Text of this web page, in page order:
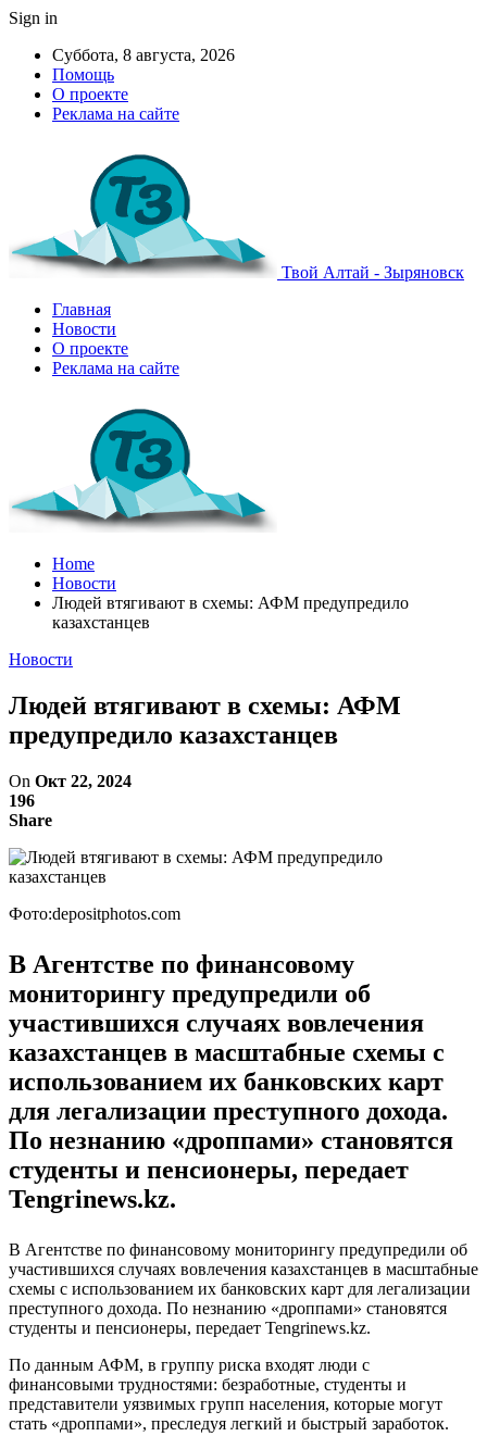
Sign in
Суббота, 8 августа, 2026
Помощь
О проекте
Реклама на сайте
Твой Алтай - Зыряновск
Главная
Новости
О проекте
Реклама на сайте
Home
Новости
Людей втягивают в схемы: АФМ предупредило
казахстанцев
Новости
Людей втягивают в схемы: АФМ
предупредило казахстанцев
On Окт 22, 2024
196
Share
Фото:depositphotos.com
В Агентстве по финансовому
мониторингу предупредили об
участившихся случаях вовлечения
казахстанцев в масштабные схемы с
использованием их банковских карт
для легализации преступного дохода.
По незнанию «дроппами» становятся
студенты и пенсионеры, передает
Tengrinews.kz.
В Агентстве по финансовому мониторингу предупредили об
участившихся случаях вовлечения казахстанцев в масштабные
схемы с использованием их банковских карт для легализации
преступного дохода. По незнанию «дроппами» становятся
студенты и пенсионеры, передает Tengrinews.kz.
По данным АФМ, в группу риска входят люди с
финансовыми трудностями: безработные, студенты и
представители уязвимых групп населения, которые могут
стать «дроппами», преследуя легкий и быстрый заработок.